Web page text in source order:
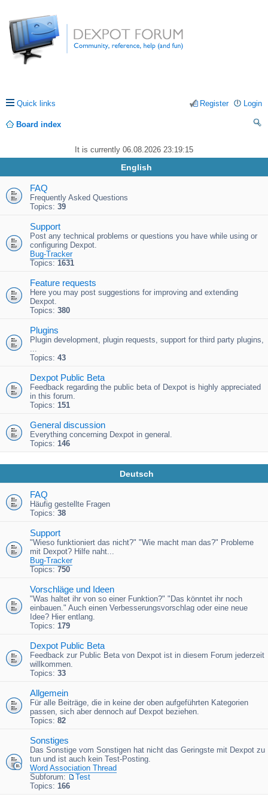
Quick links Login
Register
Board index
rc
h
It is currently 06.08.2026 23:19:15
English
FAQ
Frequently Asked Questions
Topics: 39
Support
Post any technical problems or questions you have while using or
configuring Dexpot.
Bug-Tracker
Topics: 1631
Feature requests
Here you may post suggestions for improving and extending
Dexpot.
Topics: 380
Plugins
Plugin development, plugin requests, support for third party plugins,
...
Topics: 43
Dexpot Public Beta
Feedback regarding the public beta of Dexpot is highly appreciated
in this forum.
Topics: 151
General discussion
Everything concerning Dexpot in general.
Topics: 146
Deutsch
FAQ
Häufig gestellte Fragen
Topics: 38
Support
"Wieso funktioniert das nicht?" "Wie macht man das?" Probleme
mit Dexpot? Hilfe naht...
Bug-Tracker
Topics: 750
Vorschläge und Ideen
"Was haltet ihr von so einer Funktion?" "Das könntet ihr noch
einbauen." Auch einen Verbesserungsvorschlag oder eine neue
Idee? Hier entlang.
Topics: 179
Dexpot Public Beta
Feedback zur Public Beta von Dexpot ist in diesem Forum jederzeit
willkommen.
Topics: 33
Allgemein
Für alle Beiträge, die in keine der oben aufgeführten Kategorien
passen, sich aber dennoch auf Dexpot beziehen.
Topics: 82
Sonstiges
Das Sonstige vom Sonstigen hat nicht das Geringste mit Dexpot zu
tun und ist auch kein Test-Posting.
Word Association Thread
Subforum:
Test
Topics: 166